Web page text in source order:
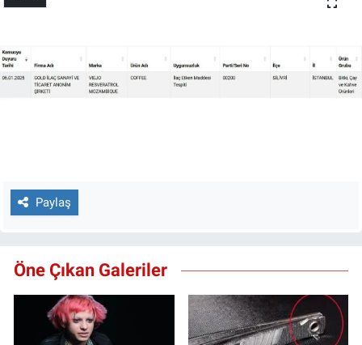
Paylaş
Öne Çıkan Galeriler